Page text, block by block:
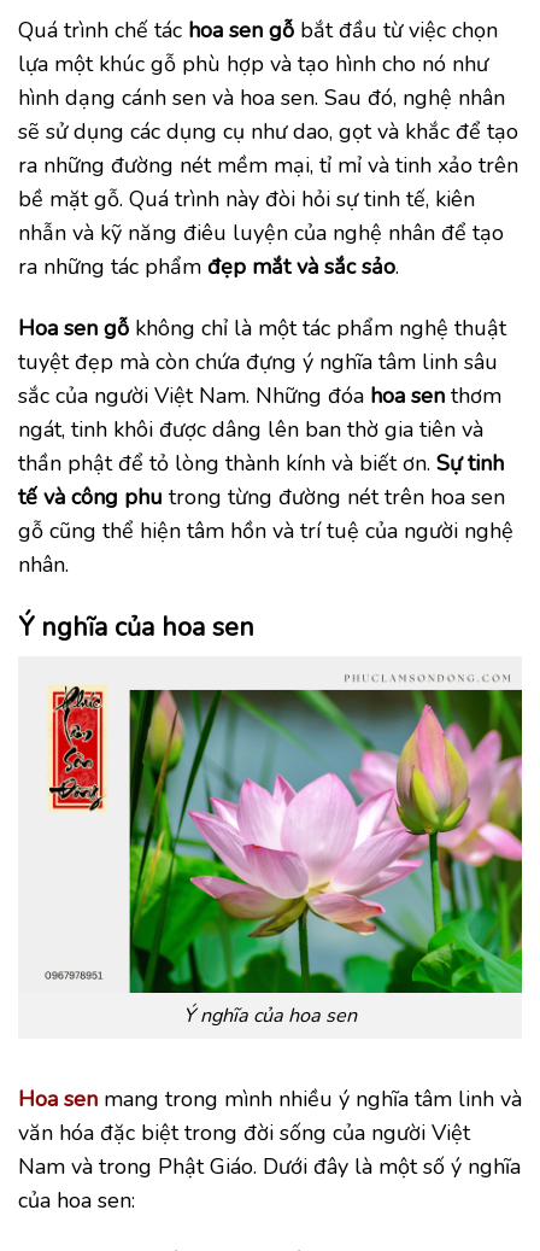
Quá trình chế tác hoa sen gỗ bắt đầu từ việc chọn
lựa một khúc gỗ phù hợp và tạo hình cho nó như
hình dạng cánh sen và hoa sen. Sau đó, nghệ nhân
sẽ sử dụng các dụng cụ như dao, gọt và khắc để tạo
ra những đường nét mềm mại, tỉ mỉ và tinh xảo trên
bề mặt gỗ. Quá trình này đòi hỏi sự tinh tế, kiên
nhẫn và kỹ năng điêu luyện của nghệ nhân để tạo
ra những tác phẩm đẹp mắt và sắc sảo.
Hoa sen gỗ không chỉ là một tác phẩm nghệ thuật
tuyệt đẹp mà còn chứa đựng ý nghĩa tâm linh sâu
sắc của người Việt Nam. Những đóa hoa sen thơm
ngát, tinh khôi được dâng lên ban thờ gia tiên và
thần phật để tỏ lòng thành kính và biết ơn. Sự tinh
tế và công phu trong từng đường nét trên hoa sen
gỗ cũng thể hiện tâm hồn và trí tuệ của người nghệ
nhân.
Ý nghĩa của hoa sen
Ý nghĩa của hoa sen
Hoa sen mang trong mình nhiều ý nghĩa tâm linh và
văn hóa đặc biệt trong đời sống của người Việt
Nam và trong Phật Giáo. Dưới đây là một số ý nghĩa
của hoa sen: